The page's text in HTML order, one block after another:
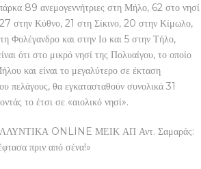
89 ανεμογεννήτριες στη Μήλο, 62 στο νησί
στην Κύθνο, 21 στη Σίκινο, 20 στην Κίμωλο,
Φολέγανδρο και στην Ιο και 5 στην Τήλο,
ότι στο μικρό νησί της Πολυαίγου, το οποίο
και είναι το μεγαλύτερο σε έκταση
πελάγους, θα εγκατασταθούν συνολικά 31
το έτσι σε «αιολικό νησί».
ONLINE ΜΕΙΚ ΑΠ Αντ. Σαμαράς:
πριν από σένα!»